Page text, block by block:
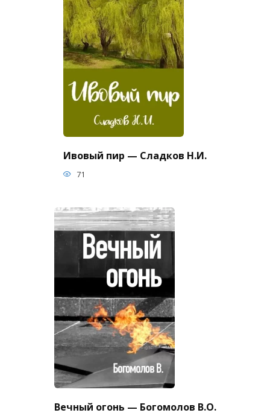
Ивовый пир — Сладков Н.И.
71
Вечный огонь — Богомолов В.О.